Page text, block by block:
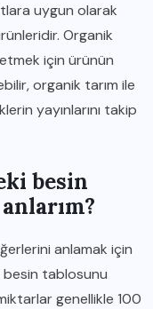
uygun olarak
Organik
için ürünün
organik tarım ile
yayınlarını takip
besin
anlamak için
besin tablosunu
genellikle 100